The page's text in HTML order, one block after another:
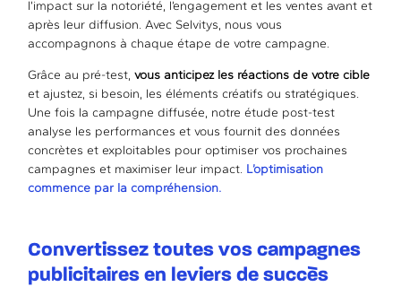
l’impact sur la notoriété, l’engagement et les ventes avant et
après leur diffusion. Avec Selvitys, nous vous
accompagnons à chaque étape de votre campagne.
Grâce au pré-test,vous anticipez les réactions de votre cible
et ajustez, si besoin, les éléments créatifs ou stratégiques.
Une fois la campagne diffusée, notre étude post-test
analyse les performances et vous fournit des données
concrètes et exploitables pour optimiser vos prochaines
campagnes et maximiser leur impact. L’optimisation
commence par la compréhension.
Convertissez toutes vos campagnes
publicitaires en leviers de succès